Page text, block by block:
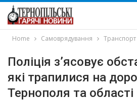
Home Самоврядування Транспорт
Поліція з’ясовує
які трапилися на
Тернополя та області